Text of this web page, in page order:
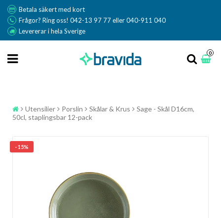
Betala säkert med kort
Frågor? Ring oss! 042-13 97 77 eller 040-911 040
Levererar i hela Sverige
0
Utensilier Porslin Skålar & Krus
Sage - Skål D16cm,
50cl, staplingsbar 12-pack
- 15%